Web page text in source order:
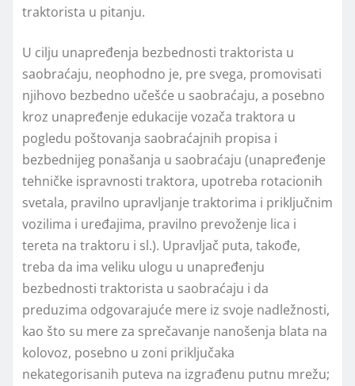
traktorista u pitanju.
U cilјu unapređenja bezbednosti traktorista u
saobraćaju, neophodno je, pre svega, promovisati
njihovo bezbedno učešće u saobraćaju, a posebno
kroz unapređenje edukacije vozača traktora u
pogledu poštovanja saobraćajnih propisa i
bezbednijeg ponašanja u saobraćaju (unapređenje
tehničke ispravnosti traktora, upotreba rotacionih
svetala, pravilno upravlјanje traktorima i priklјučnim
vozilima i uređajima, pravilno prevoženje lica i
tereta na traktoru i sl.). Upravlјač puta, takođe,
treba da ima veliku ulogu u unapređenju
bezbednosti traktorista u saobraćaju i da
preduzima odgovarajuće mere iz svoje nadležnosti,
kao što su mere za sprečavanje nanošenja blata na
kolovoz, posebno u zoni priklјučaka
nekategorisanih puteva na izgrađenu putnu mrežu;